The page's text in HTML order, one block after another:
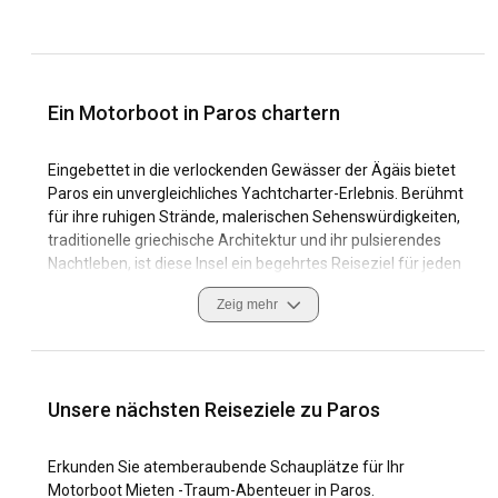
Ein Motorboot in Paros chartern
Eingebettet in die verlockenden Gewässer der Ägäis bietet
Paros ein unvergleichliches Yachtcharter-Erlebnis. Berühmt
für ihre ruhigen Strände, malerischen Sehenswürdigkeiten,
traditionelle griechische Architektur und ihr pulsierendes
Nachtleben, ist diese Insel ein begehrtes Reiseziel für jeden
Reisenden. Wenn es ums Segeln geht, glänzt Paros mit
seinen einzigartigen Küstenmerkmalen, die vom einsamen
Parikia reichen. Die Segelbedingungen sind hier
beeinflusst, was zu einer aufregenden Reise führt. Wenn
schätzen die azurblaue Schönheit und nehmen die
Zeig mehr
Unsere nächsten Reiseziele zu Paros
Erkunden Sie atemberaubende Schauplätze für Ihr
Motorboot Mieten -Traum-Abenteuer in Paros.